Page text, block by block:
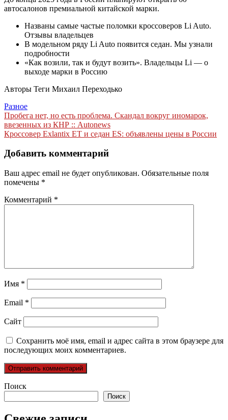
автосалонов премиальной китайской марки.
Названы самые частые поломки кроссоверов Li Auto.
Отзывы владельцев
В модельном ряду Li Auto появится седан. Мы узнали
подробности
«Как возили, так и будут возить». Владельцы Li — о
выходе марки в Россию
Авторы Теги Михаил Переходько
Разное
Навигация
по
Пробега нет, но есть проблема. Скандал вокруг иномарок,
ввезенных из КНР :: Autonews
Кроссовер Exlantix ET и седан ES: объявлены цены в России
Добавить комментарий
Ваш адрес email не будет опубликован. Обязательные поля
помечены *
Комментарий *
Имя *
Email *
Сайт
Сохранить моё имя, email и адрес сайта в этом браузере для
последующих моих комментариев.
Поиск
Поиск